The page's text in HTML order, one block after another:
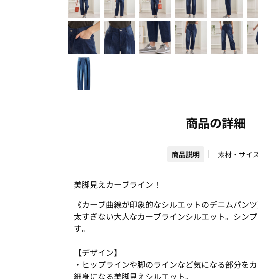
商品の詳細
商品説明 素材・サイ
美脚見えカーブライン！
《カーブ曲線が印象的なシルエットのデニムパンツ
太すぎない大人なカーブラインシルエット。シン
す。
【デザイン】
・ヒップラインや脚のラインなど気になる部分を
細身になる美脚見えシルエット。